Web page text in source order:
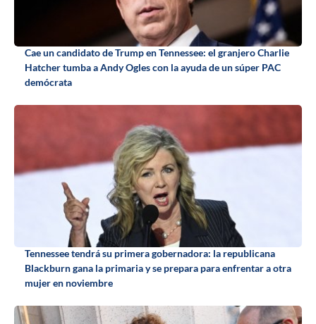
Cae un candidato de Trump en Tennessee: el granjero Charlie
Hatcher tumba a Andy Ogles con la ayuda de un súper PAC
demócrata
Tennessee tendrá su primera gobernadora: la republicana
Blackburn gana la primaria y se prepara para enfrentar a otra
mujer en noviembre